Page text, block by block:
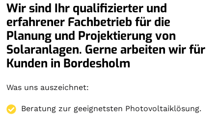
Wir sind Ihr qualifizierter und
erfahrener Fachbetrieb für die
Planung und Projektierung von
Solaranlagen. Gerne arbeiten wir für
Kunden in Bordesholm
Was uns auszeichnet:
Beratung zur geeignetsten Photovoltaiklösung.